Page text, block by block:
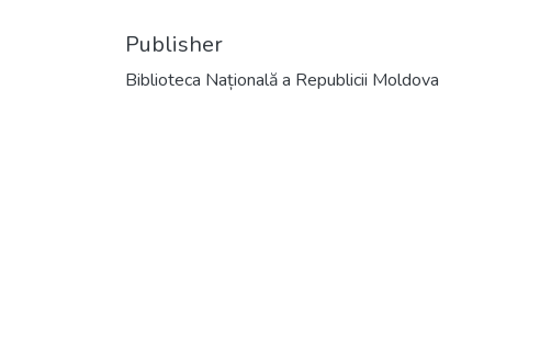
Publisher
Biblioteca Națională a Republicii Moldova